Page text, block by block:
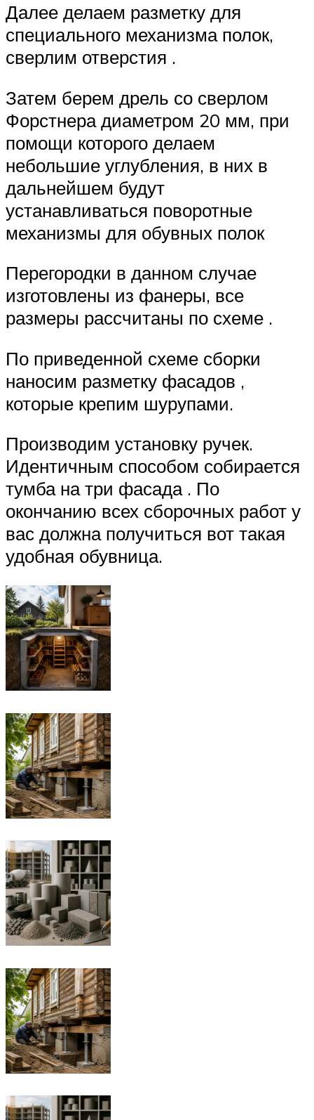
Далее делаем разметку для
специального механизма полок,
сверлим отверстия .
Затем берем дрель со сверлом
Форстнера диаметром 20 мм, при
помощи которого делаем
небольшие углубления, в них в
дальнейшем будут
устанавливаться поворотные
механизмы для обувных полок
Перегородки в данном случае
изготовлены из фанеры, все
размеры рассчитаны по схеме .
По приведенной схеме сборки
наносим разметку фасадов ,
которые крепим шурупами.
Производим установку ручек.
Идентичным способом собирается
тумба на три фасада . По
окончанию всех сборочных работ у
вас должна получиться вот такая
удобная обувница.